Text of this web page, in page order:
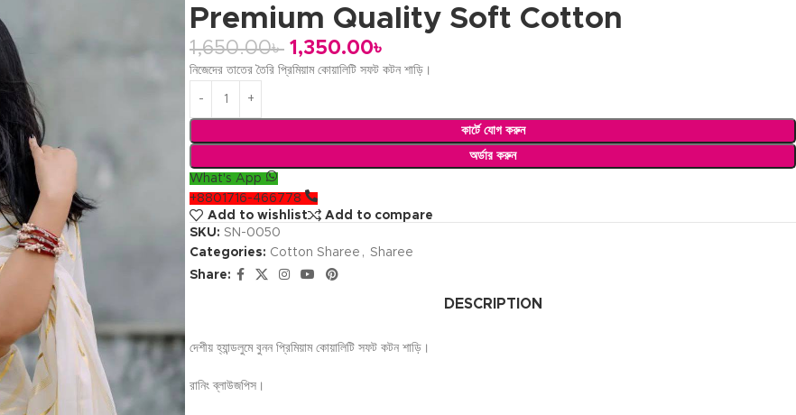
Premium Quality Soft Cotton
1,650.00৳ 1,350.00৳
নিজেদের তাতের তৈরি প্রিমিয়াম কোয়ালিটি সফট কটন শাড়ি।
কার্টে যোগ করুন
অর্ডার করুন
What's App
+8801716-466778
Add to wishlist
Add to compare
SKU: SN-0050
Categories: Cotton Sharee , Sharee
Share:
DESCRIPTION
দেশীয় হ্যান্ডলুমে বুনন প্রিমিয়াম কোয়ালিটি সফট কটন শাড়ি।
রানিং ব্লাউজপিস।